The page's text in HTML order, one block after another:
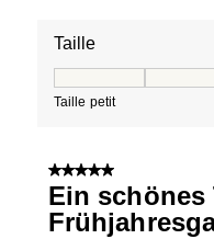
Taille
Taille petit
5 sur 5 étoiles.
Ein schönes